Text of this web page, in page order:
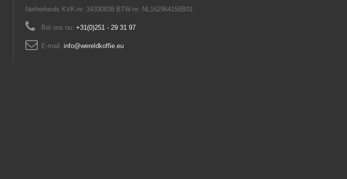
Netherlands KVK-nr: 34330838 BTW-nr: NL162964158B01
Bel ons nu: +31(0)251 - 29 31 97
E-mail: info@wereldkoffie.eu